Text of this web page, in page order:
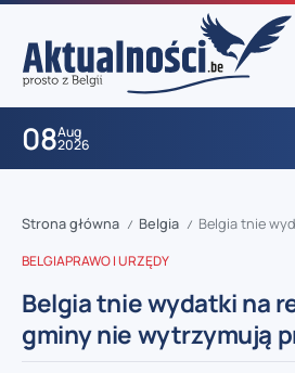
08Aug
2026
Strona główna / Belgia / Belgia tnie wydatki na
BELGIAPRAWO I URZĘDY
Belgia tnie wydatki na
gminy nie wytrzymują